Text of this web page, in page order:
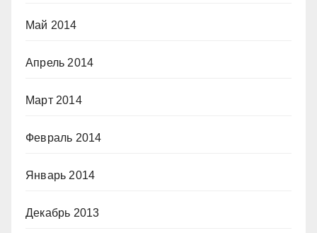
Май 2014
Апрель 2014
Март 2014
Февраль 2014
Январь 2014
Декабрь 2013